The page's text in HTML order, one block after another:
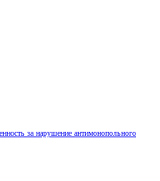
за нарушение антимонопольного